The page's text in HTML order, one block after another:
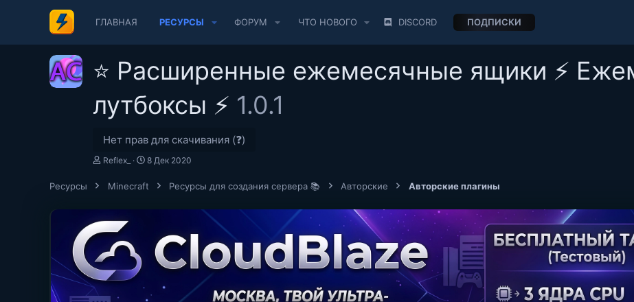
ГЛАВНАЯ РЕСУРСЫ ФОРУМ ЧТО НОВОГО DISCORD ПОДПИСКИ
⭐ Расширенные ежемесячные ящики ⚡
лутбоксы ⚡ 1.0.1
Нет прав для скачивания (❓)
А
Reflex_
Д
т
а
8 Дек 2020
Ресурсы Minecraft Ресурсы для создания сервера 📚 Авторские Авторские плагины